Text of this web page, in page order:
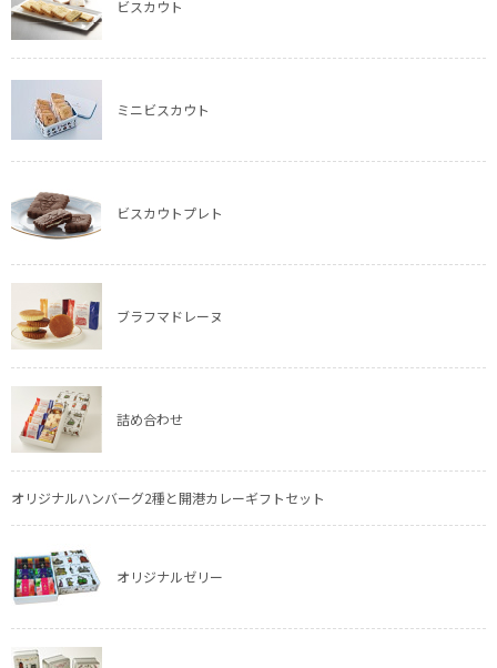
ビスカウト
ミニビスカウト
ビスカウトプレト
ブラフマドレーヌ
詰め合わせ
オリジナルハンバーグ2種と開港カレーギフトセット
オリジナルゼリー